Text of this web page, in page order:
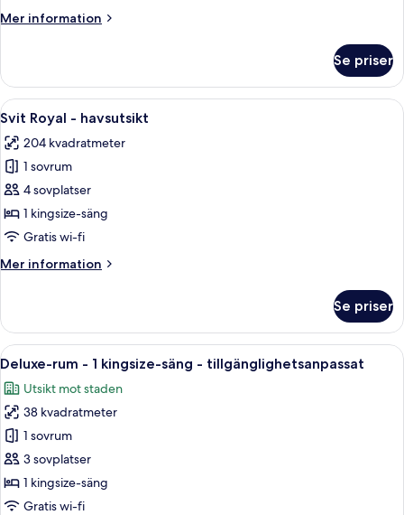
säng
Mer information
Mer
Panoramic
1
kingsize-
säng
Se priser
Öppna
alla
foton
för
Svit
Royal
-
Ett hotellrum med en stor säng, ett
14
Svit Royal - havsutsikt
204 kvadratmeter
1 sovrum
4 sovplatser
1 kingsize-säng
Gratis wi-fi
Mer information
Mer
Royal
havsutsikt
Se priser
Öppna
alla
foton
för
Deluxe-
rum
-
1
Ett hotellrum med en stor säng, ett
10
Deluxe-rum - 1 kingsize-säng - tillgänglighetsanpassat
Utsikt mot staden
38 kvadratmeter
1 sovrum
3 sovplatser
1 kingsize-säng
Gratis wi-fi